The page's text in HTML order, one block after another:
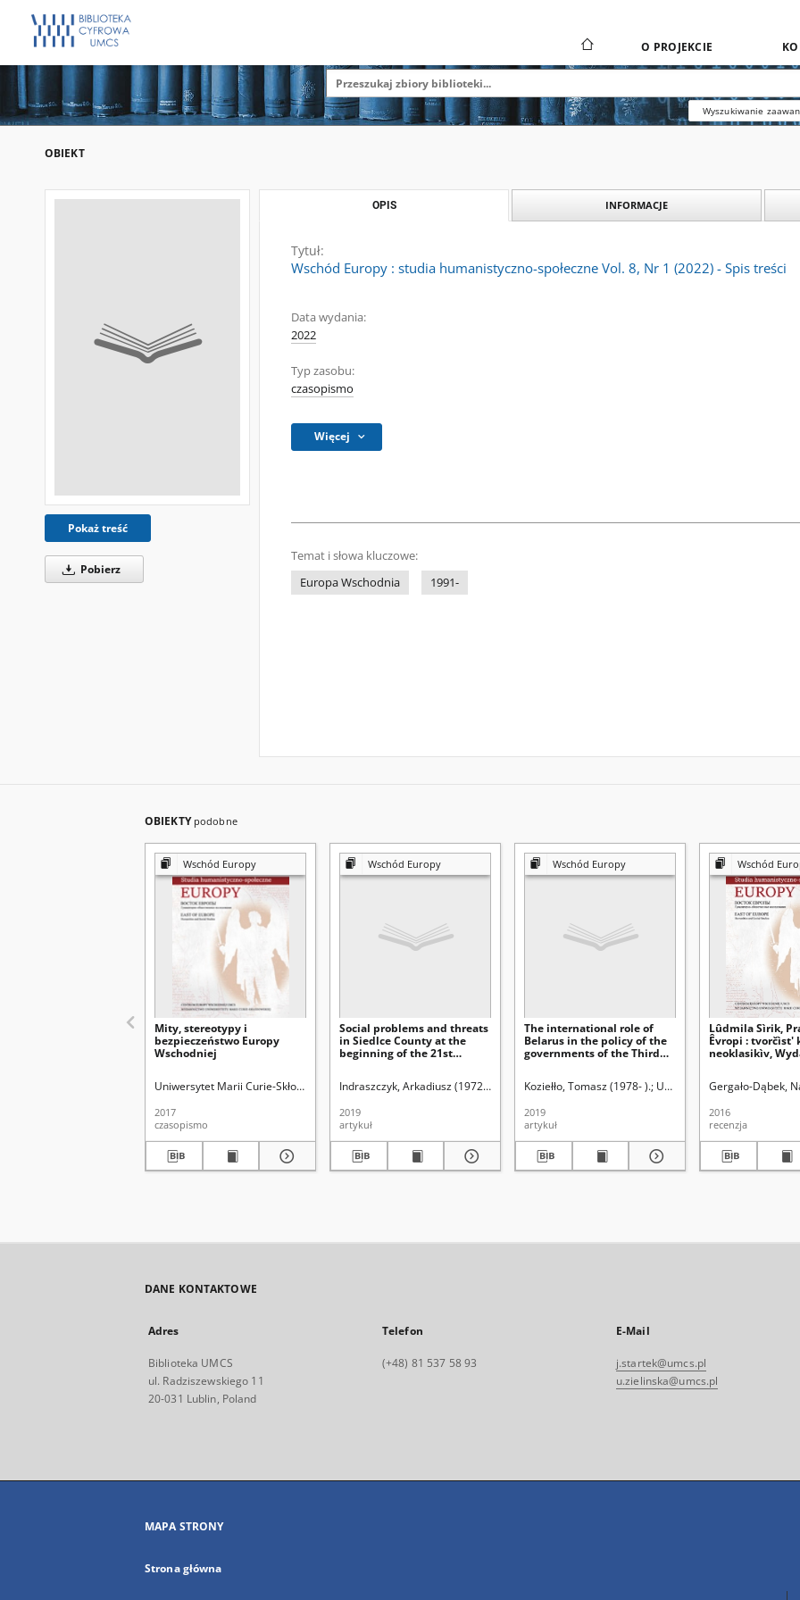
O PROJEKCIE
Wyszukiwanie
OBIEKT
Pokaż treść
Pobierz
OPIS INFORMACJE
Tytuł:
Wschód Europy : studia humanistyczno-społeczne Vol. 8, Nr 1 (2022) - Spis treści
Data wydania:
2022
Typ zasobu:
czasopismo
Więcej
Temat i słowa kluczowe:
Europa Wschodnia
1991-
OBIEKTY podobne
Wschód Europy
Mity, stereotypy i
bezpieczeństwo Europy
Wschodniej
Uniwersytet Marii Curie-Skłodowskiej (Lublin). Centrum Europy Wschodniej UMCS Uniwersytet Marii Curie-Skłodowskiej (Lublin).
2017
czasopismo
Wschód Europy
Social problems and threats
in Siedlce County at the
beginning of the 21st
Indraszczyk, Arkadiusz (1972- ).
Uniwersytet Marii Curie-Skłodowskiej (Lublin). Centrum
2019
artykuł
Wschód Europy
The international role of
Belarus in the policy of the
governments of the Third
Koziełło, Tomasz (1978- ). Uniwersytet Marii Curie-
2019
artykuł
Wschód
Lûdmila Sìrik,
Êvropi : tvorčìst'
neoklasikìv,
ss. 380. Nadia
Gergało-Dąbek,
2016
recenzja
DANE KONTAKTOWE
Adres
Biblioteka UMCS
ul. Radziszewskiego 11
20-031 Lublin, Poland
Telefon
(+48) 81 537 58 93
E-Mail
j.startek@umcs.pl
u.zielinska@umcs.pl
MAPA STRONY
Strona główna